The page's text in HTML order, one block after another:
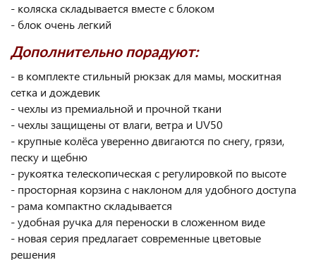
- коляска складывается вместе с блоком
- блок очень легкий
Дополнительно порадуют:
- в комплекте стильный рюкзак для мамы, москитная
сетка и дождевик
- чехлы из премиальной и прочной ткани
- чехлы защищены от влаги, ветра и UV50
- крупные колёса уверенно двигаются по снегу, грязи,
песку и щебню
- рукоятка телескопическая с регулировкой по высоте
- просторная корзина с наклоном для удобного доступа
- рама компактно складывается
- удобная ручка для переноски в сложенном виде
- новая серия предлагает современные цветовые
решения